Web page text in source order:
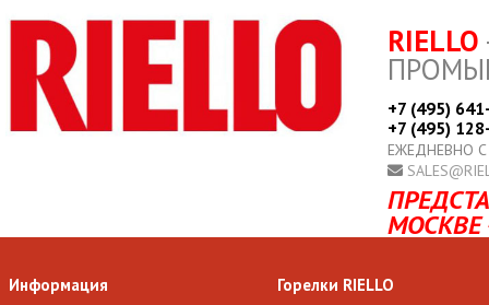
RIELLO
+7 (495)
+7 (495)
ЕЖЕДНЕВНО
МОСКВЕ
Информация
Горелки RIELLO